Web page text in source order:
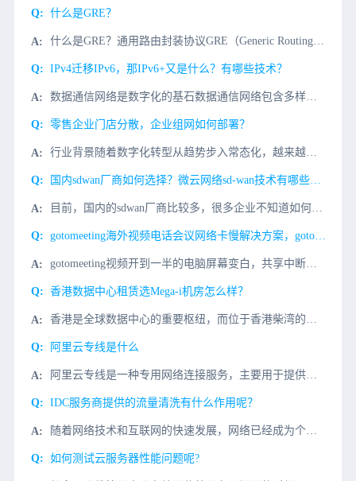
什么是GRE？
什么是GRE？通用路由封装协议GRE（Generic Routing Encapsulation）提供了将一种协议的报文封装在另一种协议报文中的机制，是一种隧道封装技术。GRE可以封装组播数据，并可以
IPv4迁移IPv6，那IPv6+又是什么？有哪些技术？
数据通信网络是数字化的基石数据通信网络包含多样化的数据通信设备。数字化世界联接个人、企业及算力。数据通信网络是数字化世界的基石。使用网络模型理解数据通信网络IP转发过程IP是网络层最重要的协议之一。设
零售企业门店分散，企业组网如何部署？
行业背景随着数字化转型从趋势步入常态化，越来越多的零售企业深刻领会到新技术对行业的重塑力量。对零售企业而言，在数字化与智能化过程中，需对新零售实现的基础（网络）进行规划与实施，以实现总部与门店、门店与
国内sdwan厂商如何选择？微云网络sd-wan技术有哪些优势?
目前，国内的sdwan厂商比较多，很多企业不知道如何选择，也不知道哪一个厂商的产品性价比比较高。其实有一些国内sdwan厂商的产品是可以免费试用，可能大家不知道而已。那么，国内sdwan厂商如何选择？
gotomeeting海外视频电话会议网络卡慢解决方案，gotomeeting视频专线
gotomeeting视频开到一半的电脑屏幕变白，共享中断，视频掉线，模糊，主要是网络问题，gotomeeting视频会议对端服务器在国外欧美等国家，服务器数据传输缓慢，有丢包的原因。解决gotome...
香港数据中心租赁选Mega-i机房怎么样？
阿里云专线是什么
阿里云专线是一种专用网络连接服务，主要用于提供与阿里云数据中心之间的高速、稳定、可靠、安全的数据传输通道。它可以为您提供高质量的网络连接，满足您业务对网络的高性能、高容量、高可靠性和高安全性的需求。阿
IDC服务商提供的流量清洗有什么作用呢？
随着网络技术和互联网的快速发展，网络已经成为个人和企业不可或缺的一部分，其重要性也在不断提高。但在网络为我们提供各种好处的同时，也带来了不利的威胁和影响，网络安全问题也越来越严重。在面临越发严重的dd
如何测试云服务器性能问题呢?